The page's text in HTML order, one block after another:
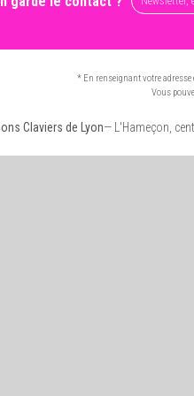
* En renseignant votre
Vous
Claviers de Lyon— L'Hameçon,